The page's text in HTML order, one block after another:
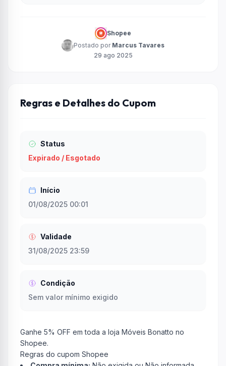
Shopee
Postado por Marcus Tavares
29 ago 2025
Regras e Detalhes do Cupom
Status
Expirado / Esgotado
Início
01/08/2025 00:01
Validade
31/08/2025 23:59
Condição
Sem valor mínimo exigido
Ganhe 5% OFF em toda a loja Móveis Bonatto no
Shopee.
Regras do cupom Shopee